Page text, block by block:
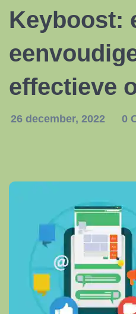
Keyboost:
effectieve
26 december, 2022 0